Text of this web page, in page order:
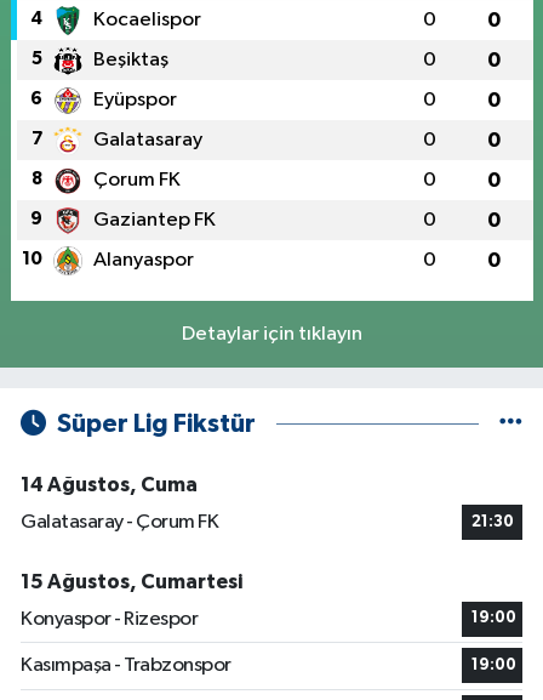
4 Kocaelispor 0 0
5 Beşiktaş 0 0
6 Eyüpspor 0 0
7 Galatasaray 0 0
8 Çorum FK 0 0
9 Gaziantep FK 0 0
10 Alanyaspor 0 0
Detaylar için tıklayın
Süper Lig Fikstür
14 Ağustos, Cuma
Galatasaray - Çorum FK
21:30
15 Ağustos, Cumartesi
Konyaspor - Rizespor
19:00
Kasımpaşa - Trabzonspor 19:00